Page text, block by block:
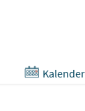
Kalender